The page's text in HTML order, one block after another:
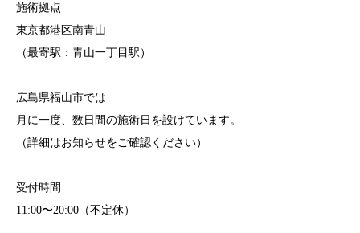
施術拠点
東京都港区南青山
（最寄駅：青山一丁目駅）
広島県福山市では
月に一度、数日間の施術日を設けています。
（詳細はお知らせをご確認ください）
受付時間
11:00〜20:00（不定休）